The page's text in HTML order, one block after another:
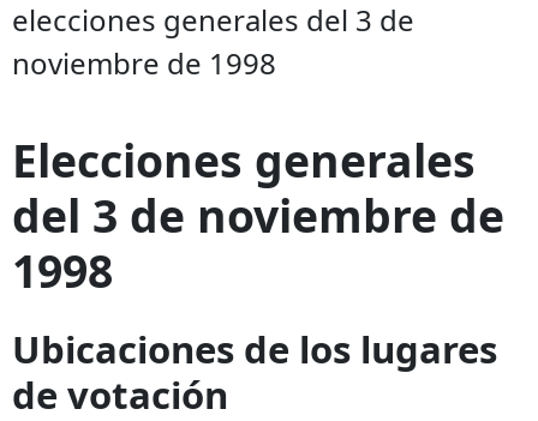
elecciones generales del 3 de
noviembre de 1998
Elecciones generales
del 3 de noviembre de
1998
Ubicaciones de los lugares
de votación